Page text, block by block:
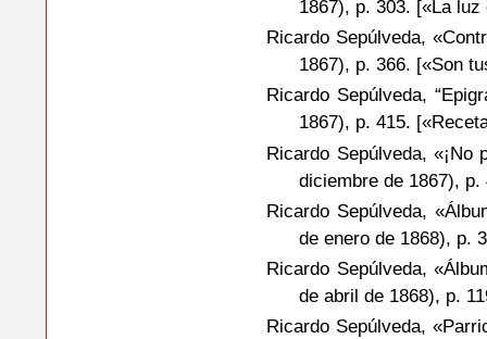
1867), p. 303. [«La
Ricardo Sepúlveda,
1867), p. 366. [«Son
Ricardo Sepúlveda,
1867), p. 415.
Ricardo Sepúlveda,
diciembre de 1867),
Ricardo Sepúlveda,
de enero de 1868), p.
Ricardo Sepúlveda,
de abril de 1868), p.
Ricardo Sepúlveda,